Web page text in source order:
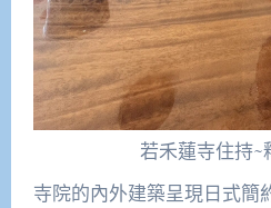
若禾蓮寺住持~
寺院的內外建築呈現日式簡